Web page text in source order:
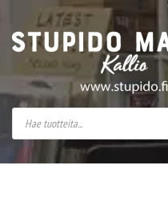
Stupido Market –